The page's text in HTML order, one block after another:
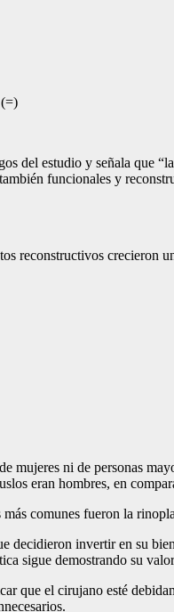
estudio y señala que
funcionales y
reconstructivos crecieron
ni de personas
eran hombres, en
comunes fueron la
decidieron invertir en su
sigue demostrando su
que el cirujano esté